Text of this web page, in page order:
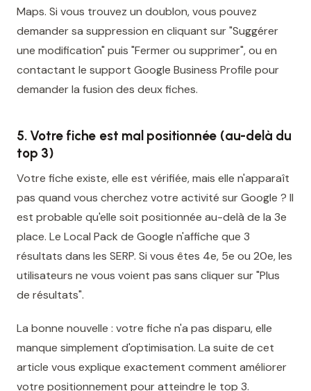
Maps. Si vous trouvez un doublon, vous pouvez
demander sa suppression en cliquant sur "Suggérer
une modification" puis "Fermer ou supprimer", ou en
contactant le support Google Business Profile pour
demander la fusion des deux fiches.
5. Votre fiche est mal positionnée (au-delà du
top 3)
Votre fiche existe, elle est vérifiée, mais elle n'apparaît
pas quand vous cherchez votre activité sur Google ? Il
est probable qu'elle soit positionnée au-delà de la 3e
place. Le Local Pack de Google n'affiche que 3
résultats dans les SERP. Si vous êtes 4e, 5e ou 20e, les
utilisateurs ne vous voient pas sans cliquer sur "Plus
de résultats".
La bonne nouvelle : votre fiche n'a pas disparu, elle
manque simplement d'optimisation. La suite de cet
article vous explique exactement comment améliorer
votre positionnement pour atteindre le top 3.